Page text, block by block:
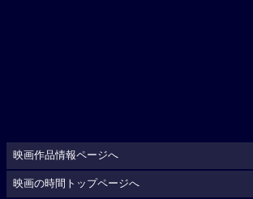
映画作品情報ページへ
映画の時間トップページへ